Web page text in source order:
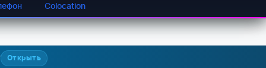
Colocation
Открыть